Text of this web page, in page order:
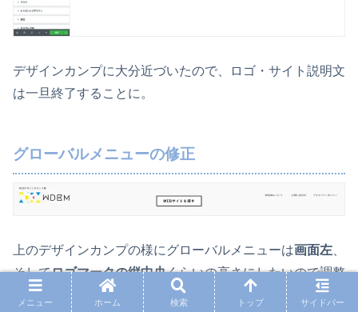
デザインカンプに大分近づいたので、ロゴ・サイト説明文
は一旦終了することに。
グローバルメニューの修正
上のデザインカンプの様にグローバルメニューは画面左
そしてロゴマークの縦中央くらいの高さにしたいので調整
します。
メニュー ホーム 検索 トップ サイドバー